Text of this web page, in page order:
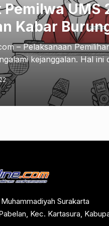
UMS
Kabar
– Pelaksanaan
kejanggalan. Hal
Surakarta
Kec. Kartasura,